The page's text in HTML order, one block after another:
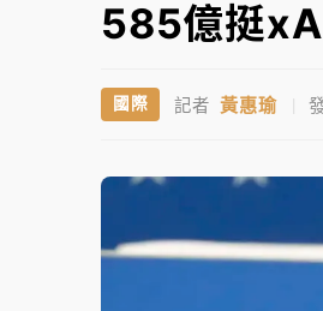
女律師陳昱瑄詐慈濟
中信慈善基金會想
故宮《龍藏經》特
585億挺
國際 記者 黃惠瑜 |